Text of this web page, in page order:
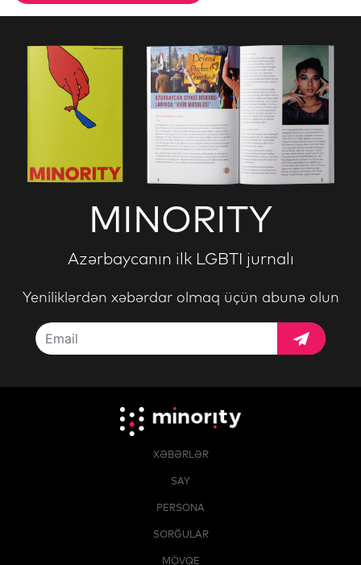
MINORITY
Azərbaycanın ilk LGBTI jurnalı
Yeniliklərdən xəbərdar olmaq üçün abunə olun
XƏBƏRLƏR
SAY
PERSONA
SORĞULAR
MÖVQE